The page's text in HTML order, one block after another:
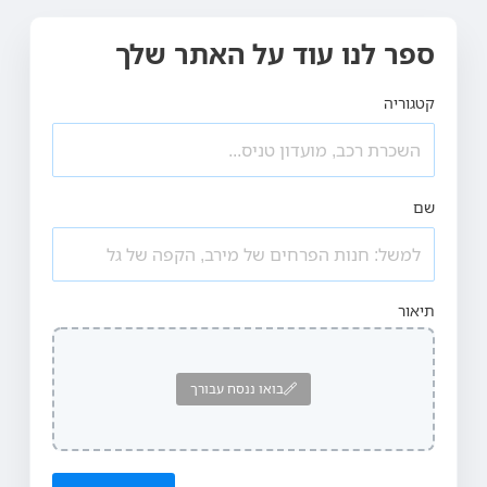
ספר לנו עוד על האתר שלך
קטגוריה
שם
תיאור
בואו ננסח עבורך